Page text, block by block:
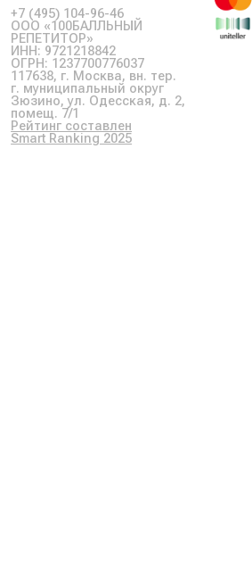
+7 (495) 104-96-46
ООО «100БАЛЛЬНЫЙ
РЕПЕТИТОР»
ИНН: 9721218842
ОГРН: 1237700776037
117638, г. Москва, вн. тер.
г. муниципальный округ
Зюзино, ул. Одесская, д. 2,
помещ. 7/1
Рейтинг составлен
Smart Ranking 2025